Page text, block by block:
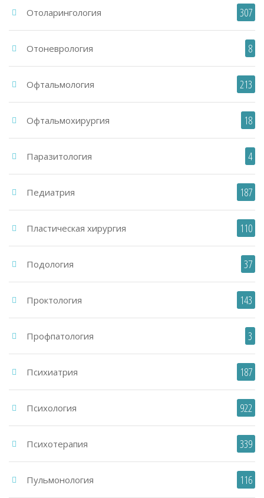
Отоларингология 307
Отоневрология 8
Офтальмология 213
Офтальмохирургия 18
Паразитология 4
Педиатрия 187
Пластическая хирургия 110
Подология 37
Проктология 143
Профпатология 3
Психиатрия 187
Психология 922
Психотерапия 339
Пульмонология 116